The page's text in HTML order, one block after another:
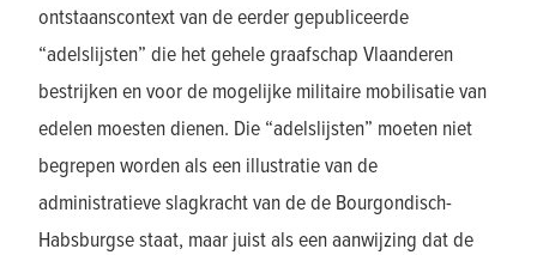
ontstaanscontext van de eerder gepubliceerde
“adelslijsten” die het gehele graafschap Vlaanderen
bestrijken en voor de mogelijke militaire mobilisatie van
edelen moesten dienen. Die “adelslijsten” moeten niet
begrepen worden als een illustratie van de
administratieve slagkracht van de de Bourgondisch-
Habsburgse staat, maar juist als een aanwijzing dat de